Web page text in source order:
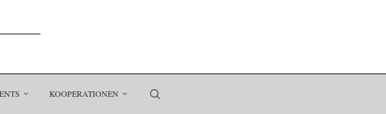
KOOPERATIONEN